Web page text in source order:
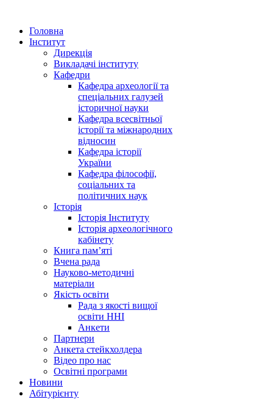
Головна
Інститут
Дирекція
Викладачі інституту
Кафедри
Кафедра археології та
спеціальних галузей
історичної науки
Кафедра всесвітньої
історії та міжнародних
відносин
Кафедра історії
України
Кафедра філософії,
соціальних та
політичних наук
Історія
Історія Інституту
Історія археологічного
кабінету
Книга памʼяті
Вчена рада
Науково-методичні
матеріали
Якість освіти
Рада з якості вищої
освіти ННІ
Анкети
Партнери
Анкета стейкхолдера
Відео про нас
Освітні програми
Hовини
Абітурієнту